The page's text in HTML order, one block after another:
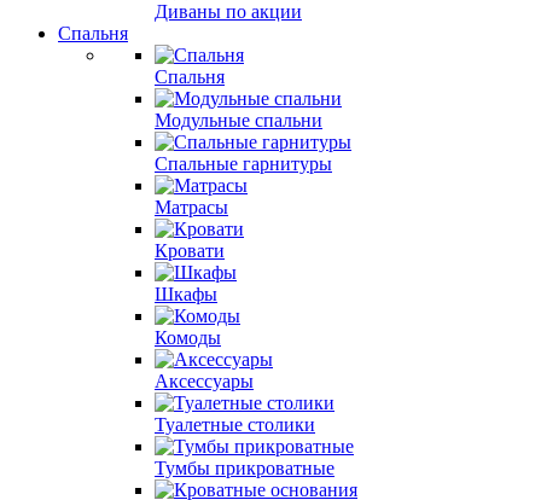
Диваны по акции
Спальня
Спальня
Модульные спальни
Спальные гарнитуры
Матрасы
Кровати
Шкафы
Комоды
Аксессуары
Туалетные столики
Тумбы прикроватные